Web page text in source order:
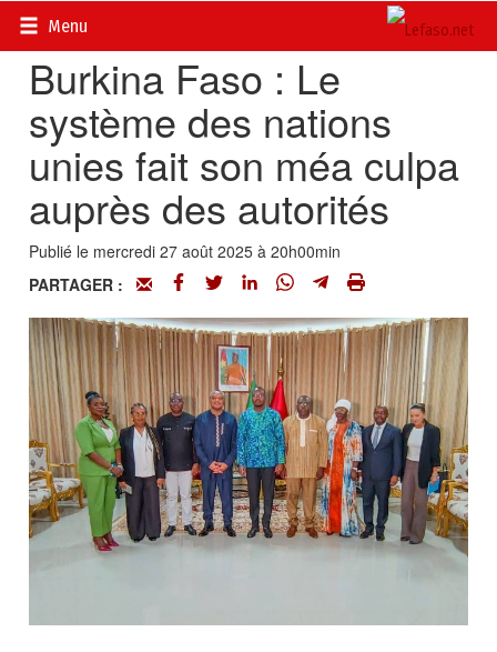
Menu
Accueil>
Burkina Faso : Le
système des nations
unies fait son méa culpa
auprès des autorités ‎
Publié le mercredi 27 août 2025 à 20h00min
PARTAGER :